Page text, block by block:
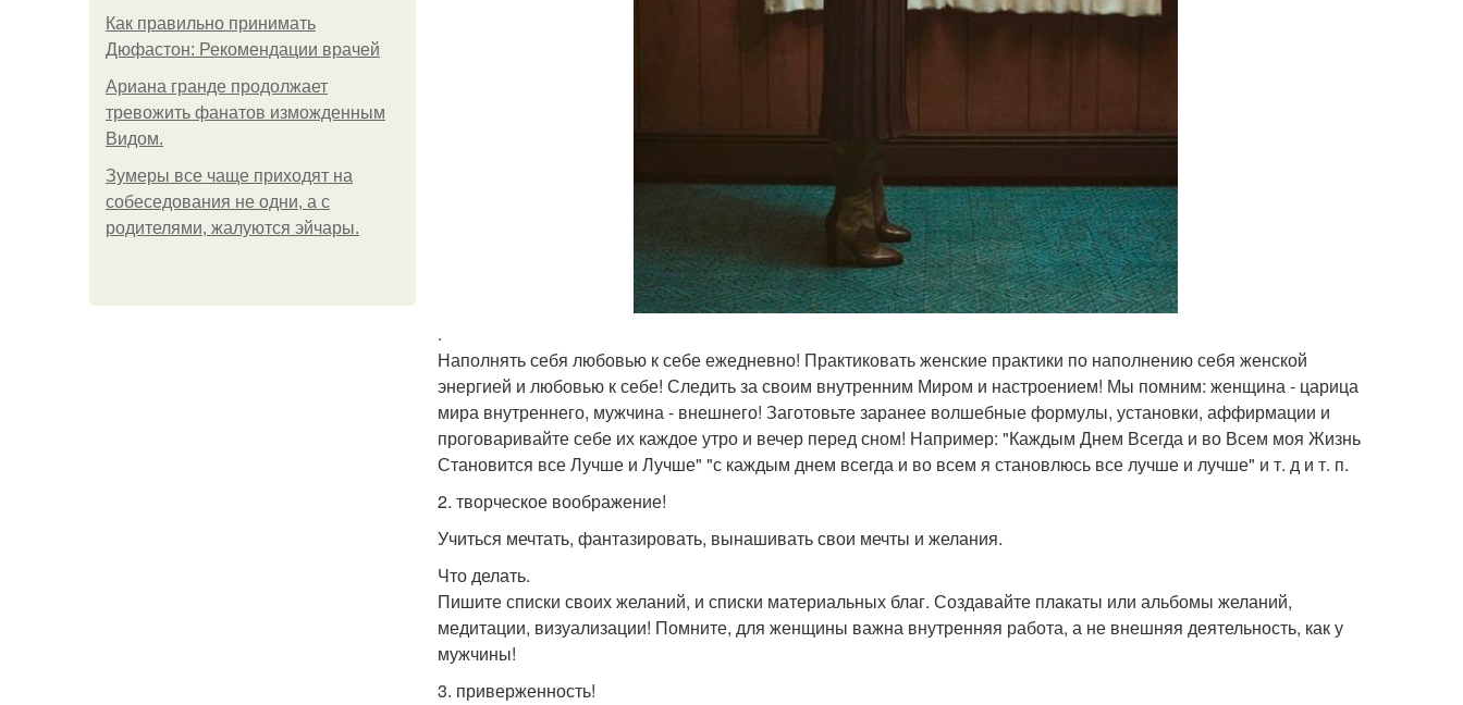
Как правильно принимать
Дюфастон: Рекомендации врачей
Ариана гранде продолжает
тревожить фанатов изможденным
Видом.
Зумеры все чаще приходят на
собеседования не одни, а с
родителями, жалуются эйчары.
.
Наполнять себя любовью к себе ежедневно! Практиковать женские практики по наполнению себя женской
энергией и любовью к себе! Следить за своим внутренним Миром и настроением! Мы помним: женщина - царица
мира внутреннего, мужчина - внешнего! Заготовьте заранее волшебные формулы, установки, аффирмации и
проговаривайте себе их каждое утро и вечер перед сном! Например: "Каждым Днем Всегда и во Всем моя Жизнь
Становится все Лучше и Лучше" "с каждым днем всегда и во всем я становлюсь все лучше и лучше" и т. д и т. п.
2. творческое воображение!
Учиться мечтать, фантазировать, вынашивать свои мечты и желания.
Что делать.
Пишите списки своих желаний, и списки материальных благ. Создавайте плакаты или альбомы желаний,
медитации, визуализации! Помните, для женщины важна внутренняя работа, а не внешняя деятельность, как у
мужчины!
3. приверженность!